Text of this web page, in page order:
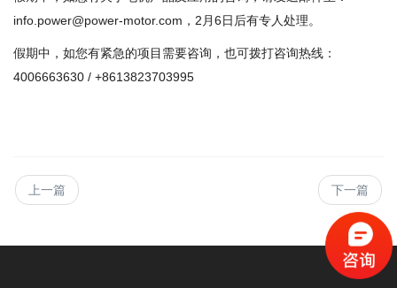
info.power@power-motor.com，2月6日后有专人处理。
假期中，如您有紧急的项目需要咨询，也可拨打咨询热线：
4006663630 / +8613823703995
上一篇 下一篇